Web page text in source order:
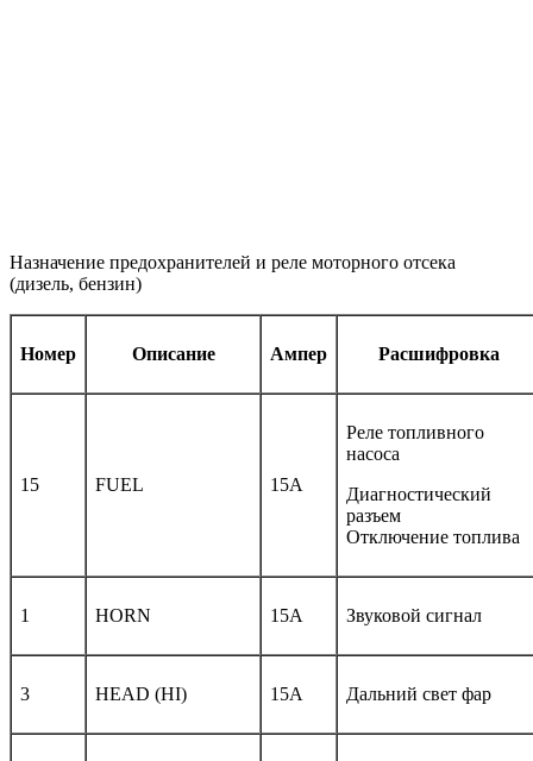
Назначение предохранителей и реле моторного отсека
(дизель, бензин)
Номер Описание Ампер Расшифровка
15 FUEL 15A
Реле топливного
насоса
Диагностический
разъем
Отключение топлива
1 HORN 15A Звуковой сигнал
3 HEAD (HI) 15A Дальний свет фар